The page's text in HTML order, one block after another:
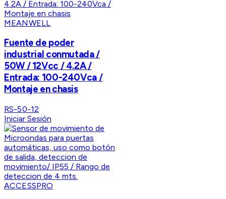
MEANWELL
Fuente de poder
industrial conmutada /
50W / 12Vcc / 4.2A /
Entrada: 100-240Vca /
Montaje en chasis
RS-50-12
Iniciar Sesión
ACCESSPRO